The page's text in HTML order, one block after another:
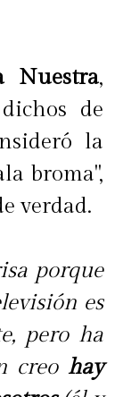
Nuestra,
de
la
broma",
verdad.
porque
es
pero ha
creo hay